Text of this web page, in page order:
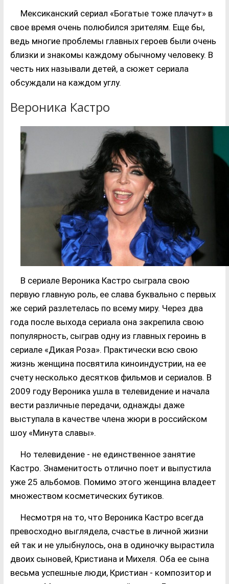
Мексиканский сериал «Богатые тоже плачут» в
свое время очень полюбился зрителям. Еще бы,
ведь многие проблемы главных героев были очень
близки и знакомы каждому обычному человеку. В
честь них называли детей, а сюжет сериала
обсуждали на каждом углу.
Вероника Кастро
В сериале Вероника Кастро сыграла свою
первую главную роль, ее слава буквально с первых
же серий разлетелась по всему миру. Через два
года после выхода сериала она закрепила свою
популярность, сыграв одну из главных героинь в
сериале «Дикая Роза». Практически всю свою
жизнь женщина посвятила киноиндустрии, на ее
счету несколько десятков фильмов и сериалов. В
2009 году Вероника ушла в телевидение и начала
вести различные передачи, однажды даже
выступала в качестве члена жюри в российском
шоу «Минута славы».
Но телевидение - не единственное занятие
Кастро. Знаменитость отлично поет и выпустила
уже 25 альбомов. Помимо этого женщина владеет
множеством косметических бутиков.
Несмотря на то, что Вероника Кастро всегда
превосходно выглядела, счастье в личной жизни
ей так и не улыбнулось, она в одиночку вырастила
двоих сыновей, Кристиана и Михеля. Оба ее сына
весьма успешные люди, Кристиан - композитор и